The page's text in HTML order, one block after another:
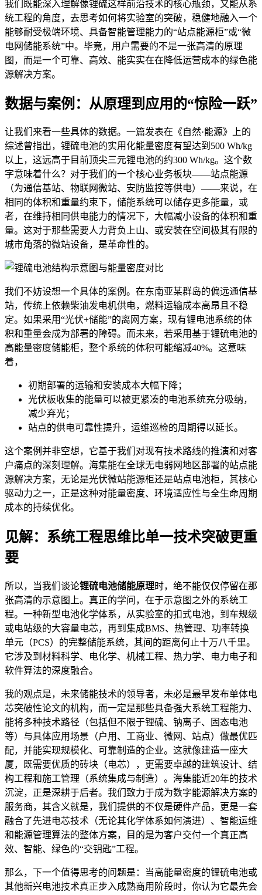
我们既能深入理解像锂硫这样前沿技术的核心瓶颈，又能从系
统工程的角度，去思考如何将实验室的突破，稳健地融入一个
能够耐受极端环境、具备智能管理能力的“站点能源柜”或“微
电网储能系统”中。毕竟，用户需要的不是一张高清的原理
图，而是一个可靠、高效、能实实在在降低运营成本的绿色能
源解决方案。
数据与案例：从原理到应用的“惊险一跃”
让我们来看一些具体的数据。一篇发表在《自然·能源》上的
综述曾指出，锂硫电池的实用化能量密度有望达到500 Wh/kg
以上，这远高于目前顶尖三元锂电池的约300 Wh/kg。这个数
字意味着什么？对于我们的一个核心业务板块——站点能源
（为通信基站、物联网微站、安防监控等供电）——来说，在
相同的体积和重量约束下，储能系统可以储存更多能量，或
者，在维持相同供电能力的情况下，大幅减小设备的体积和重
量。这对于那些需要人力背负上山、或安装在空间极其有限的
城市角落的微站设备，是革命性的。
我们不妨设想一个具体的案例。在东南亚某群岛的偏远通信基
站，传统上依赖柴油发电机供电，燃料运输成本高昂且不稳
定。如果采用“光伏+储能”的离网方案，现有锂电池系统的体
积和重量会成为部署的障碍。而未来，若采用基于锂硫电池的
高能量密度储能柜，整个系统的体积可能缩减40%。这意味
着，
初期部署的运输和安装成本大幅下降；
光伏板收集的能量可以被更紧凑的电池系统充分吸纳，
减少弃光；
站点的供电可靠性提升，运维巡检的周期得以延长。
这个案例并非空想，它基于我们对现有技术路线的推演和对客
户痛点的深刻理解。海集能在全球无电弱网地区部署的站点能
源解决方案，无论是光伏微站能源柜还是站点电池柜，其核心
驱动力之一，正是这种对能量密度、环境适应性与全生命周期
成本的持续优化。
见解：系统工程思维比单一技术突破更重
要
所以，当我们谈论锂硫电池储能原理时，绝不能仅仅停留在那
张高清的示意图上。真正的学问，在于示意图之外的系统工
程。一种新型电池化学体系，从实验室的扣式电池，到车规级
或电站级的大容量电芯，再到集成BMS、热管理、功率转换
单元（PCS）的完整储能系统，其间的距离何止十万八千里。
它涉及到材料科学、电化学、机械工程、热力学、电力电子和
软件算法的深度融合。
我的观点是，未来储能技术的领导者，未必是最早发布单体电
芯突破性论文的机构，而一定是那些具备强大系统工程能力、
能将多种技术路径（包括但不限于锂硫、钠离子、固态电池
等）与具体应用场景（户用、工商业、微网、站点）做最优匹
配，并能实现规模化、可靠制造的企业。这就像建造一座大
厦，既需要优质的砖块（电芯），更需要卓越的建筑设计、结
构工程和施工管理（系统集成与制造）。海集能近20年的技术
沉淀，正是深耕于后者。我们致力于成为数字能源解决方案的
服务商，其含义就是，我们提供的不仅是硬件产品，更是一套
融合了先进电芯技术（无论其化学体系如何演进）、智能运维
和能源管理算法的整体方案，目的是为客户交付一个真正高
效、智能、绿色的“交钥匙”工程。
那么，下一个值得思考的问题是：当高能量密度的锂硫电池或
其他新兴电池技术真正步入成熟商用阶段时，你认为它最先会